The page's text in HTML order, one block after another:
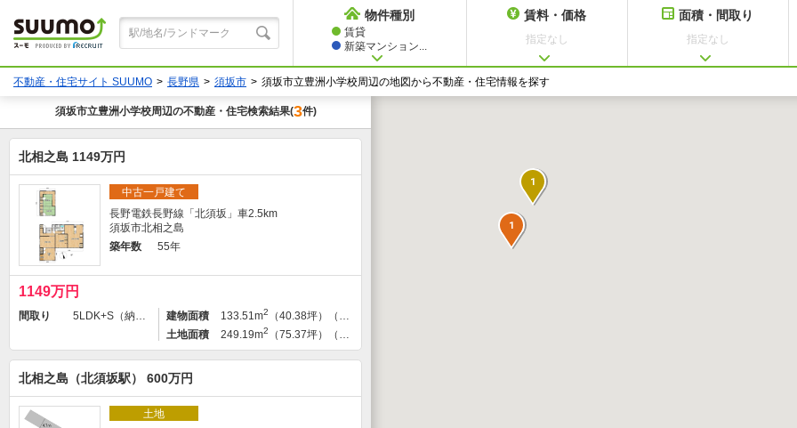
物件種別
賃貸
新築マンション...
賃料・価格
指定なし
面積・間取り
指定なし
不動産・住宅サイト SUUMO 長野県 須坂市 須坂市立豊洲小学校周辺の地図から不動産・住宅情報を探す
1
1
須坂市立豊洲小学校周辺の不動産・住宅検索結果(3件)
北相之島 1149万円
中古一戸建て
長野電鉄長野線「北須坂」車2.5km
須坂市北相之島
築年数
55年
1149万円
間取り 5LDK+S（納戸） 建物面積 133.51m2
（40.38坪）（登記）
土地面積
249.19m2 （75.37坪）（登記）
北相之島（北須坂駅） 600万円
土地